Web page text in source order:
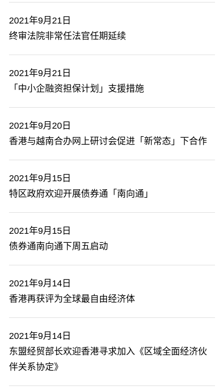
2021年9月21日
终审法院非常任法官任期延续
2021年9月21日
​「中小企融资担保计划」支援措施
2021年9月20日
香港与越南合办网上研讨会促进「新常态」下合作
2021年9月15日
特区政府欢迎开展债券通「南向通」
2021年9月15日
债券通南向通下周五启动
2021年9月14日
香港再获评为全球最自由经济体
2021年9月14日
东盟经贸部长欢迎香港寻求加入《区域全面经济伙
伴关系协定》